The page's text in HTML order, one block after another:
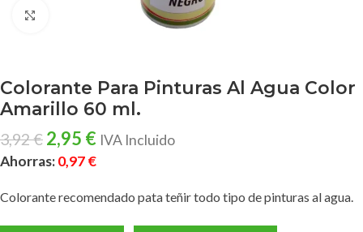
Colorante Para Pinturas Al Agua Color
Amarillo 60 ml.
3,92€ 2,95 € IVA Incluido
Ahorras:0,97€
Colorante recomendado pata teñir todo tipo de pinturas al agua.